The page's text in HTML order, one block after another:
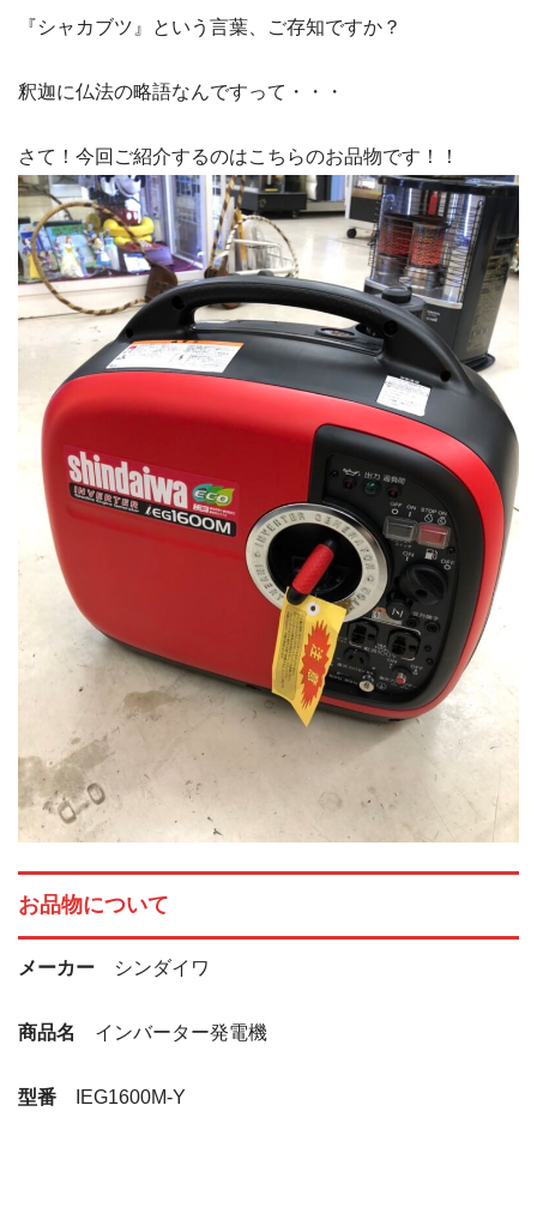
『シャカブツ』という言葉、ご存知ですか？
釈迦に仏法の略語なんですって・・・
さて！今回ご紹介するのはこちらのお品物です！！
お品物について
メーカー シンダイワ
商品名 インバーター発電機
型番 IEG1600M-Y